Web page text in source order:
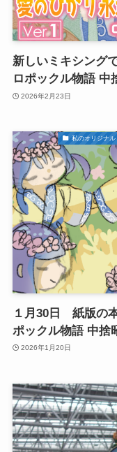
新しいミキシング
ロポックル物語
2026年2月23日
私のオリジナ
１月30日 紙版の
ポックル物語 中捨
2026年1月20日